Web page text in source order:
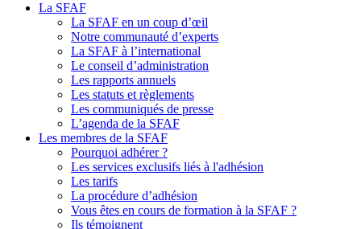
La SFAF
La SFAF en un coup d’œil
Notre communauté d’experts
La SFAF à l’international
Le conseil d’administration
Les rapports annuels
Les statuts et règlements
Les communiqués de presse
L’agenda de la SFAF
Les membres de la SFAF
Pourquoi adhérer ?
Les services exclusifs liés à l'adhésion
Les tarifs
La procédure d’adhésion
Vous êtes en cours de formation à la SFAF ?
Ils témoignent